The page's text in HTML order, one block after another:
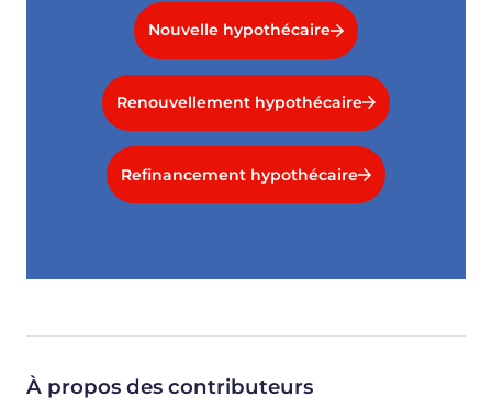
Nouvelle hypothécaire
Renouvellement hypothécaire
Refinancement hypothécaire
À propos des contributeurs